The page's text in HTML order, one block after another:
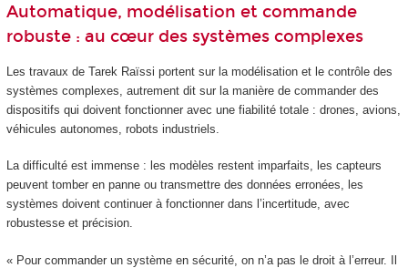
Automatique, modélisation et commande
robuste : au cœur des systèmes complexes
Les travaux de Tarek Raïssi portent sur la modélisation et le contrôle des
systèmes complexes, autrement dit sur la manière de commander des
dispositifs qui doivent fonctionner avec une fiabilité totale : drones, avions,
véhicules autonomes, robots industriels.
La difficulté est immense : les modèles restent imparfaits, les capteurs
peuvent tomber en panne ou transmettre des données erronées, les
systèmes doivent continuer à fonctionner dans l’incertitude, avec
robustesse et précision.
« Pour commander un système en sécurité, on n’a pas le droit à l’erreur. Il